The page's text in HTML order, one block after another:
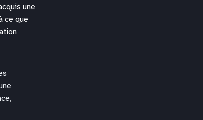
une
ce que